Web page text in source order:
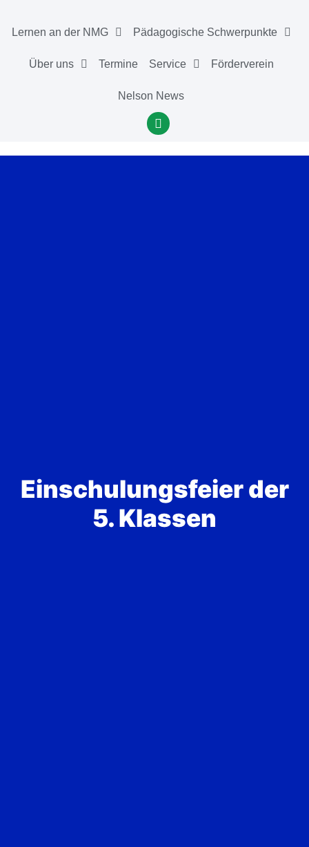
Lernen an der NMG Pädagogische Schwerpunkte
Über uns Termine Service Förderverein
Nelson News
Einschulungsfeier der
5. Klassen